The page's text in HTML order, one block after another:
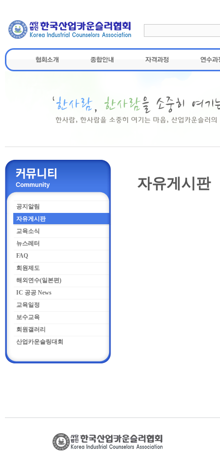
공지알림
자유게시판
교육소식
뉴스레터
FAQ
회원제도
해외연수(일본편)
IC 공공 News
교육일정
보수교육
회원갤러리
산업카운슬링대회
자유게시판